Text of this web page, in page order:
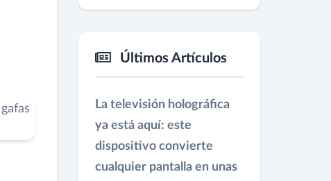
Últimos Artículos
La televisión holográfica
ya está aquí: este
dispositivo convierte
cualquier pantalla en unas